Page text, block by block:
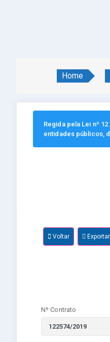
Home
Regida pela Lei nº
entidades públicos,
Voltar
Nº Contrato